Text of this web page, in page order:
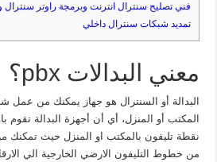
فني تصليح سنترال انترنت وبرمجة راوتر سنترال
تمديد شبكات سنترال داخلي
معني البدالات pbx؟
البدالة أو السنترال هو جهاز يمكنك من عمل
المكتب أو المنزل، أي أن أجهزة البدالة تقوم
نقطة تليفون بالمكتب او المنزل حيث تمكنك
من خطوط التليفون الارضي الخارجية الي